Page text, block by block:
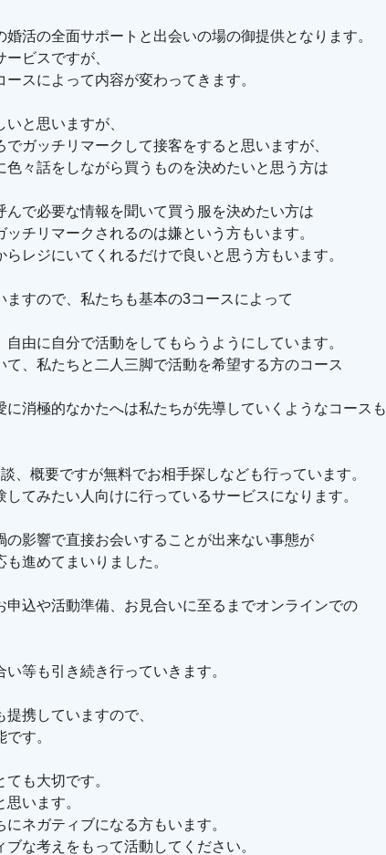
活の全面サポートと出会いの場の御提供となります。
ビスですが、
スによって内容が変わってきます。
と思いますが、
ガッチリマークして接客をすると思いますが、
色々話をしながら買うものを決めたいと思う方は
んで必要な情報を聞いて買う服を決めたい方は
チリマークされるのは嫌という方もいます。
レジにいてくれるだけで良いと思う方もいます。
ますので、私たちも基本の3コースによって
由に自分で活動をしてもらうようにしています。
、私たちと二人三脚で活動を希望する方のコース
消極的なかたへは私たちが先導していくようなコースも
、概要ですが無料でお相手探しなども行っています。
てみたい人向けに行っているサービスになります。
の影響で直接お会いすることが出来ない事態が
進めてまいりました。
込や活動準備、お見合いに至るまでオンラインでの
等も引き続き行っていきます。
携していますので、
す。
も大切です。
います。
ネガティブになる方もいます。
な考えをもって活動してください。